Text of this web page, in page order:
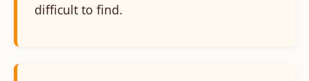
difficult to find.